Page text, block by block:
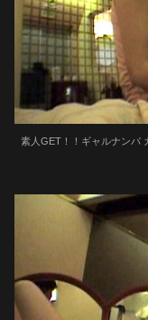
素人GET！！ギャルナンパ